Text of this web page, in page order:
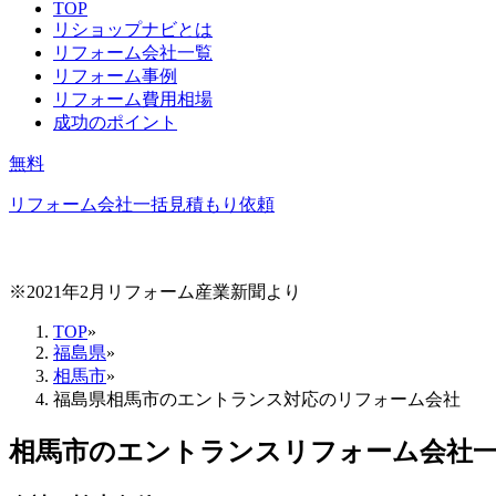
TOP
リショップナビとは
リフォーム会社一覧
リフォーム事例
リフォーム費用相場
成功のポイント
無料
リフォーム会社一括見積もり依頼
※2021年2月リフォーム産業新聞より
TOP»
福島県»
相馬市»
福島県相馬市のエントランス対応のリフォーム会社
相馬市のエントランスリフォーム会社